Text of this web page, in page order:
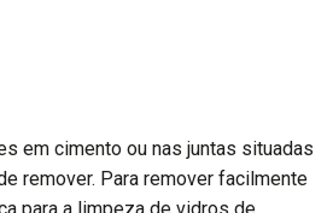
em cimento ou nas juntas situadas
remover. Para remover facilmente